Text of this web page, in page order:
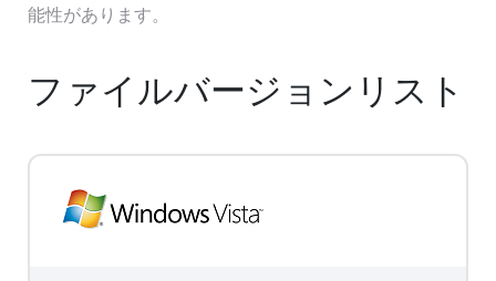
能性があります。
ファイルバージョンリスト